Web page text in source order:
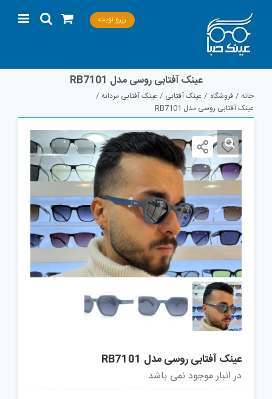
content
رزرو نوبت
عینک آفتابی روسی مدل RB7101
خانه فروشگاه عینک آفتابی
عینک آفتابی مردانه
عینک آفتابی روسی مدل RB7101
عینک آفتابی روسی مدل RB7101
در انبار موجود نمی باشد